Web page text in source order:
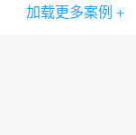
加载更多案例 +